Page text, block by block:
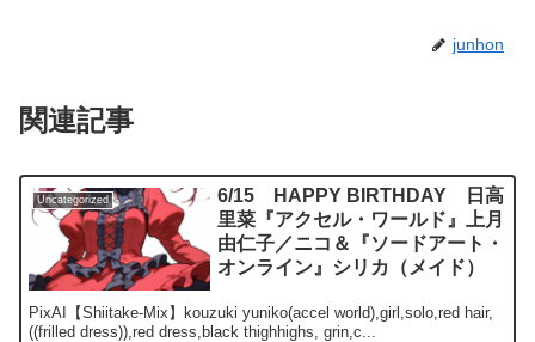
junhon
関連記事
Uncategorized
6/15 HAPPY BIRTHDAY 日高
里菜『アクセル・ワールド』上月
由仁子／ニコ＆『ソードアート・
オンライン』シリカ（メイド）
PixAI【Shiitake-Mix】kouzuki yuniko(accel world),girl,solo,red hair,
((frilled dress)),red dress,black thighhighs, grin,c...